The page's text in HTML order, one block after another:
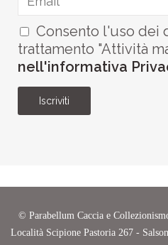
Consento l'uso dei
trattamento "Attività
nell'informativa
Iscriviti
© Parabellum Caccia e
Località Scipione Pastoria 267 -